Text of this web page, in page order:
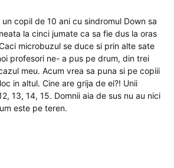
copil de 10 ani cu sindromul Down sa
la cinci jumate ca sa fie dus la oras
microbuzul se duce si prin alte sate
profesori ne- a pus pe drum, din trei
meu. Acum vrea sa puna si pe copiii
in altul. Cine are grija de ei?! Unii
13, 14, 15. Domnii aia de sus nu au nici
este pe teren.